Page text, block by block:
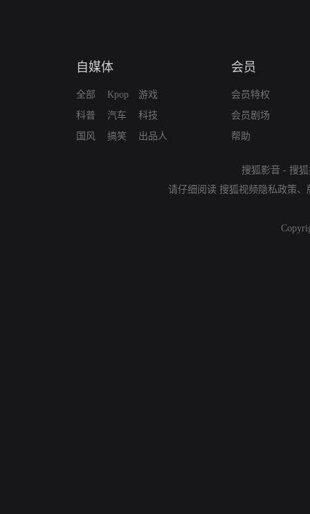
自媒体
全部
科普
国风
Kpop
汽车
搞笑
游戏
科技
出品人
会员
会员特权
会员剧场
帮助
搜狐影音 - 搜
请仔细阅读 搜狐视频隐私政策、